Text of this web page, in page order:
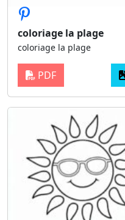
coloriage la plage
coloriage la plage
PDF